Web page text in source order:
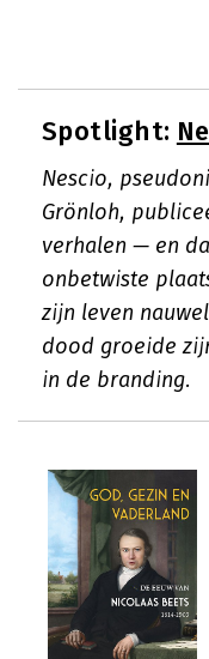
Spotlight:
Nescio,
Grönloh,
verhalen — en
onbetwiste
zijn leven
dood groeide
in de branding.